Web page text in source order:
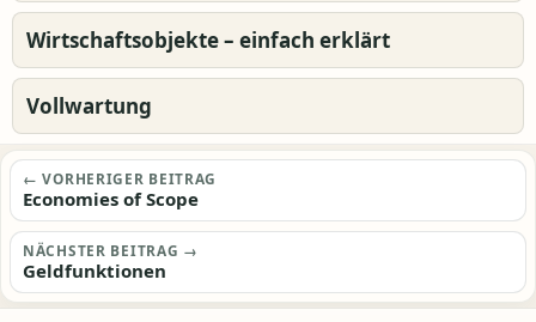
Wirtschaftsobjekte – einfach erklärt
Vollwartung
Beitragsnavigation
← VORHERIGER BEITRAG
Economies of Scope
NÄCHSTER BEITRAG →
Geldfunktionen